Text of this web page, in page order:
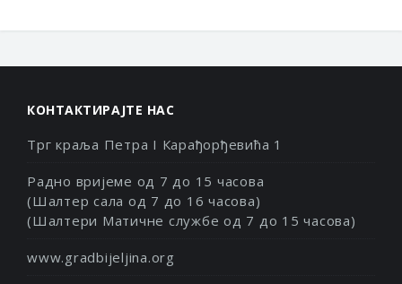
КОНТАКТИРАЈТЕ НАС
Трг краља Петра I Карађорђевића 1
Радно вријеме од 7 до 15 часова
(Шалтер сала од 7 до 16 часова)
(Шалтери Матичне службе од 7 до 15 часова)
www.gradbijeljina.org